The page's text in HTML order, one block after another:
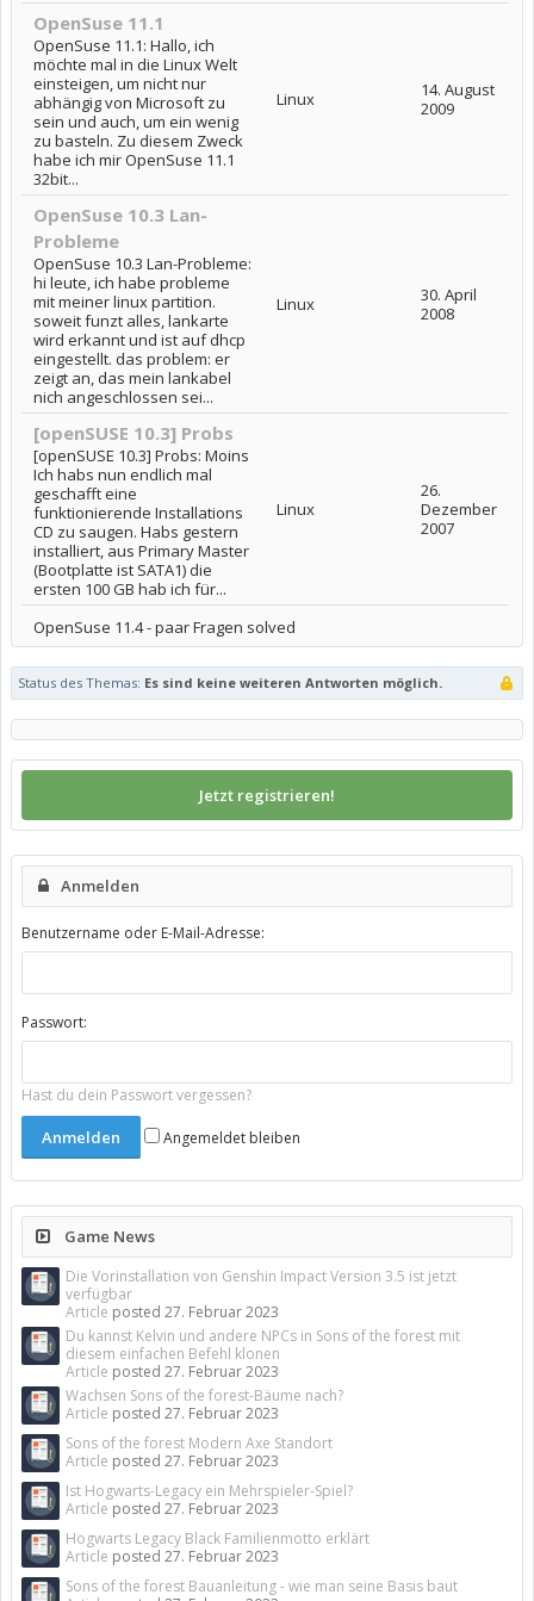
OpenSuse 11.1
OpenSuse 11.1: Hallo, ich
möchte mal in die Linux Welt
einsteigen, um nicht nur
abhängig von Microsoft zu
sein und auch, um ein wenig
zu basteln. Zu diesem Zweck
habe ich mir OpenSuse 11.1
32bit...
Linux
14. August
2009
OpenSuse 10.3 Lan-
Probleme
OpenSuse 10.3 Lan-Probleme:
hi leute, ich habe probleme
mit meiner linux partition.
soweit funzt alles, lankarte
wird erkannt und ist auf dhcp
eingestellt. das problem: er
zeigt an, das mein lankabel
nich angeschlossen sei...
Linux
30. April
2008
[openSUSE 10.3] Probs
[openSUSE 10.3] Probs: Moins
Ich habs nun endlich mal
geschafft eine
funktionierende Installations
CD zu saugen. Habs gestern
installiert, aus Primary Master
(Bootplatte ist SATA1) die
ersten 100 GB hab ich für...
Linux
26.
Dezember
2007
OpenSuse 11.4 - paar Fragen solved
Status des Themas: Es sind keine weiteren Antworten möglich.
Jetzt registrieren!
Anmelden
Benutzername oder E-Mail-Adresse:
Passwort:
Hast du dein Passwort vergessen?
Angemeldet bleiben
Game News
Die Vorinstallation von Genshin Impact Version 3.5 ist jetzt
verfügbar
Article posted 27. Februar 2023
Du kannst Kelvin und andere NPCs in Sons of the forest mit
diesem einfachen Befehl klonen
Article posted 27. Februar 2023
Wachsen Sons of the forest-Bäume nach?
Article posted 27. Februar 2023
Sons of the forest Modern Axe Standort
Article posted 27. Februar 2023
Ist Hogwarts-Legacy ein Mehrspieler-Spiel?
Article posted 27. Februar 2023
Hogwarts Legacy Black Familienmotto erklärt
Article posted 27. Februar 2023
Sons of the forest Bauanleitung - wie man seine Basis baut